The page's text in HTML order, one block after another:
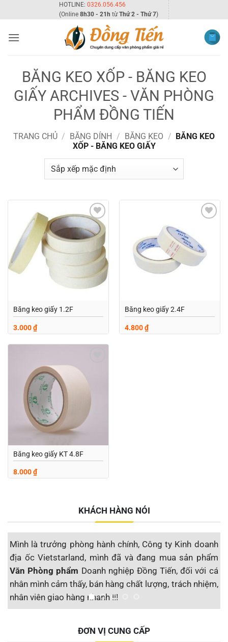
qua
dung
HOTLINE: 0326.056.456
(Online 8h30 - 21h từThứ 2 - Thứ 7)
BĂNG KEO XỐP - BĂNG KEO
GIẤY ARCHIVES - VĂN PHÒNG
PHẨM ĐỒNG TIẾN
TRANG CHỦ / BĂNG DÍNH / BĂNG KEO /
BĂNG KEO
XỐP - BĂNG KEO GIẤY
Add to
wishlist
Băng keo giấy 1.2F
3.000₫
Băng keo giấy 2.4F
4.800₫
Băng keo giấy KT 4.8F
8.000₫
KHÁCH HÀNG NÓI
ty Kinh doanh
mua sản phẩm
Tiến, đối với cá
lượng, trách nhiệm,
Mình là Đại lý tại Miền Trung, cho tới
sử dụng nhà cung cấp Văn Phòng
được 8 năm, đối với một đại lý
Sản phẩm Chất lượng, Giao hàng
thanh toán, đổi trả mình đều ưng !!!
ĐƠN VỊ CUNG CẤP